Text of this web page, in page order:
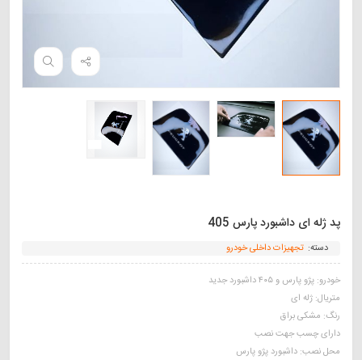
پد ژله ای داشبورد پارس 405
دسته: تجهیزات داخلی خودرو
خودرو: پژو پارس و ۴۰۵ داشبورد جدید
متریال: ژله ای
رنگ: مشکی براق
دارای چسب جهت نصب
محل نصب: داشبورد پژو پارس